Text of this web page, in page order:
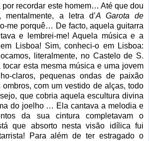
por recordar este homem… Até que dou
a letra d’A Garota de
me porquê… De facto, aquela guitarra
e lembrei-me! Aquela música e a
Lisboa! Sim, conheci-o em Lisboa:
literalmente, no Castelo de S.
esta mesma música e uma jovem
claros, pequenas ondas de paixão
com um vestido de alças, todo
que cobria aquela escultura divina
do joelho … Ela cantava a melodia e
da sua cintura completavam o
que absorto nesta visão idílica fui
Para além de ter estragado o